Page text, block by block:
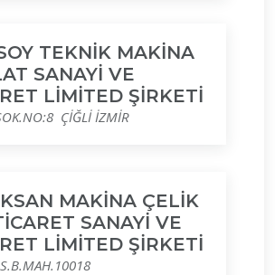
TEKNİK MAKİNA
SANAYİ VE
LİMİTED ŞİRKETİ
ÇİĞLİ İZMİR
MAKİNA ÇELİK
SANAYİ VE
LİMİTED ŞİRKETİ